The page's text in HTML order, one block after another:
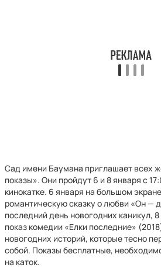
Сад имени Баумана приглашает всех
показы». Они пройдут 6 и 8 января с
кинокатке. 6 января на большом
романтическую сказку о любви «Он —
последний день новогодних каникул,
показ комедии «Елки последние»
новогодних историй, которые тесно
собой. Показы бесплатные,
на каток.